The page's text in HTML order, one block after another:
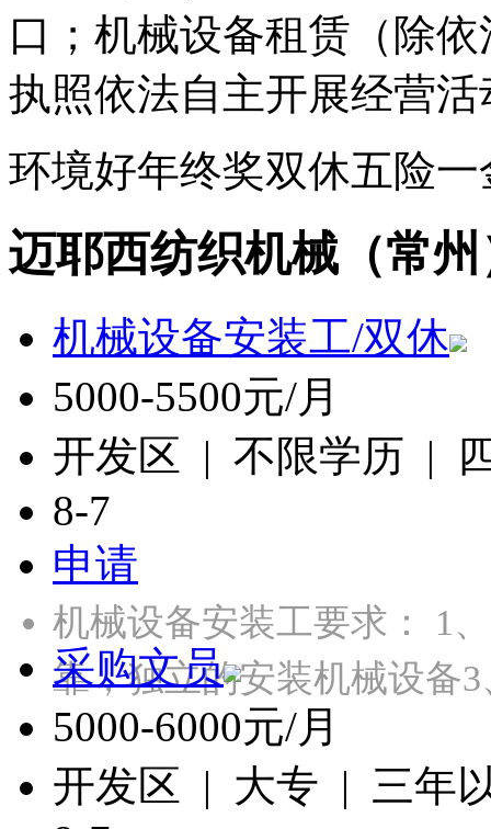
口；机械设备租赁（除
执照依法自主开展经营活
环境好年终奖双休五险一
迈耶西纺织机械（常
机械设备安装工/双休
5000-5500元/月
开发区 | 不限学历 |
8-7
申请
机械设备安装工要求： 1
靠，独立的安装机械设
采购文员
5000-6000元/月
开发区 | 大专 | 三年